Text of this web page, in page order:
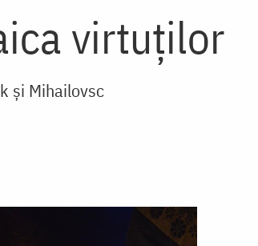
virtuților
şi Mihailovsc